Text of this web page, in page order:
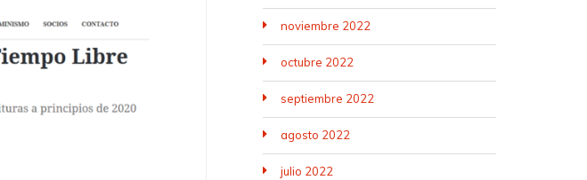
noviembre 2022
octubre 2022
septiembre 2022
agosto 2022
julio 2022